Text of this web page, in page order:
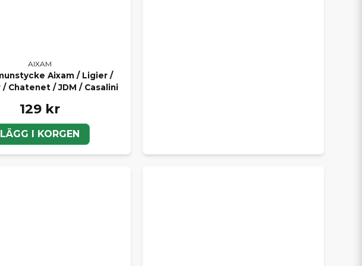
AIXAM
Aixam / Ligier /
Chatenet / JDM / Casalini
129 kr
LÄGG I KORGEN